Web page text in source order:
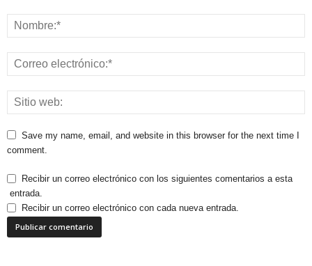
Save my name, email, and website in this browser for the next time I
comment.
Recibir un correo electrónico con los siguientes comentarios a esta
entrada.
Recibir un correo electrónico con cada nueva entrada.